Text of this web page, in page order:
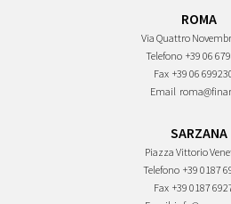
ROMA
Via Quattro
Telefono +39 06
Fax +39 06
Email
SARZANA
Piazza Vittorio
Telefono +39 0187
Fax +39 0187